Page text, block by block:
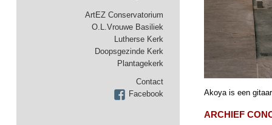
ArtEZ Conservatorium
O.L.Vrouwe Basiliek
Lutherse Kerk
Doopsgezinde Kerk
Plantagekerk
Contact
Facebook
Akoya is een
ARCHIEF